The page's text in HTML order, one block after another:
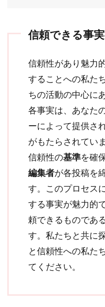
信頼できる事
信頼性があり魅力
することへの私た
ちの活動の中心に
各事実は、あなた
ーによって提供さ
がもたらされてい
信頼性の基準を確
編集者が各投稿を
す。このプロセス
する事実が魅力的
頼できるものであ
す。私たちと共に
と信頼性への私た
てください。